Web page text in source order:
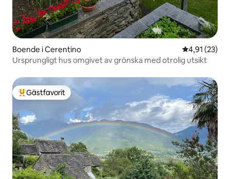
Boende i Cerentino 4,91 av 5 i
4,91 (23)
Ursprungligt hus omgivet av grönska med otrolig utsikt
Populär gästfavorit
Gästfavorit